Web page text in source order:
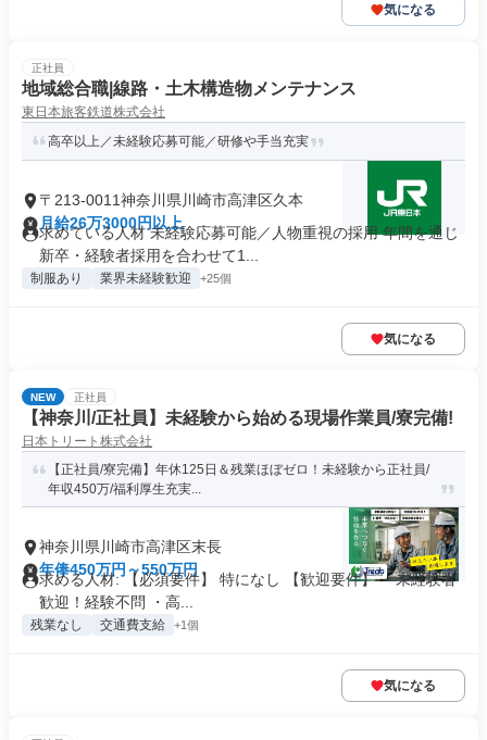
気になる
正社員
地域総合職|線路・土木構造物メンテナンス
東日本旅客鉄道株式会社
高卒以上／未経験応募可能／研修や手当充実
〒213-0011神奈川県川崎市高津区久本
月給26万3000円以上
求めている人材 未経験応募可能／人物重視の採用 年間を通じ
新卒・経験者採用を合わせて1...
制服あり 業界未経験歓迎 +25個
気になる
NEW 正社員
【神奈川/正社員】未経験から始める現場作業員/寮完備!
日本トリート株式会社
【正社員/寮完備】年休125日＆残業ほぼゼロ！未経験から正社員/
年収450万/福利厚生充実...
神奈川県川崎市高津区末長
年俸450万円～550万円
求める人材: 【必須要件】 特になし 【歓迎要件】 ・未経験者
歓迎！経験不問 ・高...
残業なし 交通費支給 +1個
気になる